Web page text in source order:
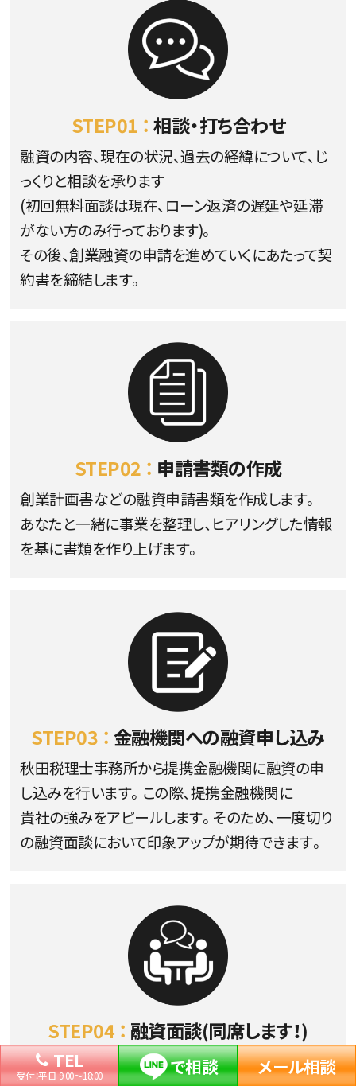
TEL
受付：平日 9:00〜18:00 で相談 メール相談
STEP01 ：相談・打ち合わせ
融資の内容、現在の状況、過去の経緯について、じ
っくりと相談を承ります
(初回無料面談は現在、ローン返済の遅延や延滞
がない方のみ行っております)。
その後、創業融資の申請を進めていくにあたって契
約書を締結します。
STEP02 ： 申請書類の作成
創業計画書などの融資申請書類を作成します。
あなたと一緒に事業を整理し、ヒアリングした情報
を基に書類を作り上げます。
STEP03 ： 金融機関への融資申し込み
秋田税理士事務所から提携金融機関に融資の申
し込みを行います。この際、提携金融機関に
貴社の強みをアピールします。そのため、一度切り
の融資面談において印象アップが期待できます。
STEP04 ： 融資面談(同席します！)
日本政策金融公庫や秋田銀行など、銀行との融資